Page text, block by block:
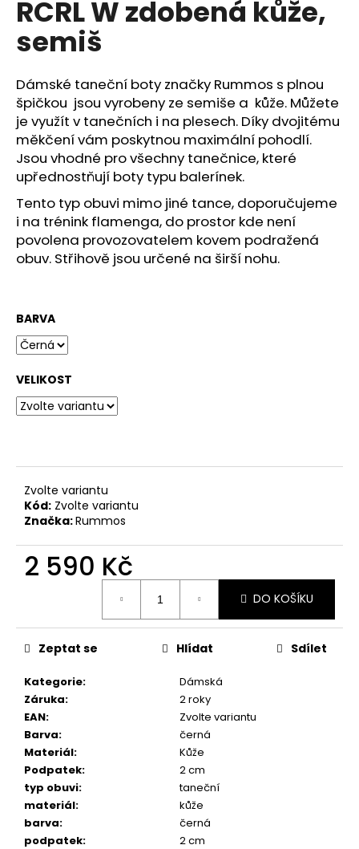
RCRL W zdobená kůže,
semiš
Dámské taneční boty značky Rummos s plnou
špičkou jsou vyrobeny ze semiše a kůže. Můžete
je využít v tanečních i na plesech. Díky dvojitému
měkčení vám poskytnou maximální pohodlí.
Jsou vhodné pro všechny tanečnice, které
upřednostňují boty typu balerínek.
Tento typ obuvi mimo jiné tance, doporučujeme
i na trénink flamenga, do prostor kde není
povolena provozovatelem kovem podražená
obuv. Střihově jsou určené na širší nohu.
BARVA
VELIKOST
Zvolte variantu
Kód: Zvolte variantu
Značka:Rummos
2 590 Kč
DO KOŠÍKU
Kategorie:
Dámská
Záruka:
2 roky
EAN:
Zvolte variantu
Barva:
černá
Materiál:
Kůže
Podpatek:
2 cm
typ obuvi:
taneční
materiál:
kůže
barva:
černá
podpatek:
2 cm
Zeptat se Hlídat Sdílet
a
j
t
?
HLEDAT
D
o
r
u
č
u
j
e
DÁMSKÉ
TANEČNÍ
BOTY
804,
PODPATEK
7CM
Kč